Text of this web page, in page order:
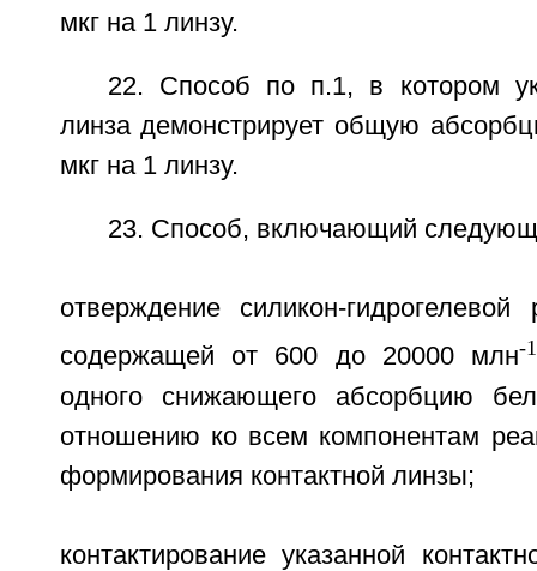
мкг на 1 линзу.
22. Способ по п.1, в котором
линза демонстрирует общую
мкг на 1 линзу.
23. Способ, включающий
отверждение силикон-
содержащей от 600 до 20000 млн-1
одного снижающего абсорбцию
отношению ко всем компонентам
формирования контактной линзы;
контактирование указанной